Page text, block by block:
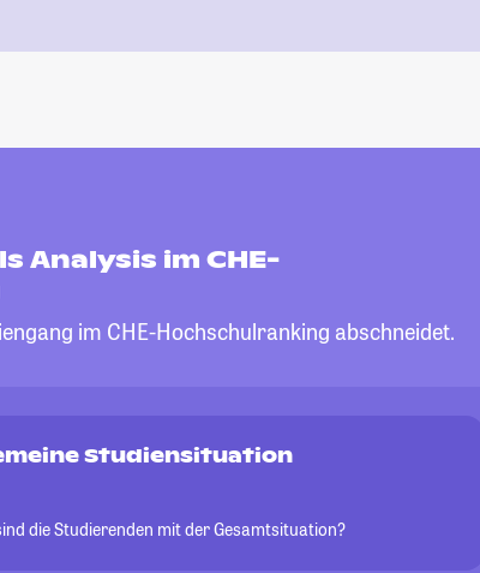
Analysis im CHE-
im CHE-Hochschulranking abschneidet.
Studiensituation
die Studierenden mit der Gesamtsituation?